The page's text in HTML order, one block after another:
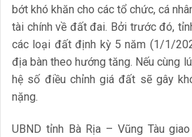
bớt khó khăn cho các tổ chức, cá
tài chính về đất đai. Bởi trước đó,
các loại đất định kỳ 5 năm (1/1/
địa bàn theo hướng tăng. Nếu cùng
hệ số điều chỉnh giá đất sẽ gây
nặng.
UBND tỉnh Bà Rịa – Vũng Tàu